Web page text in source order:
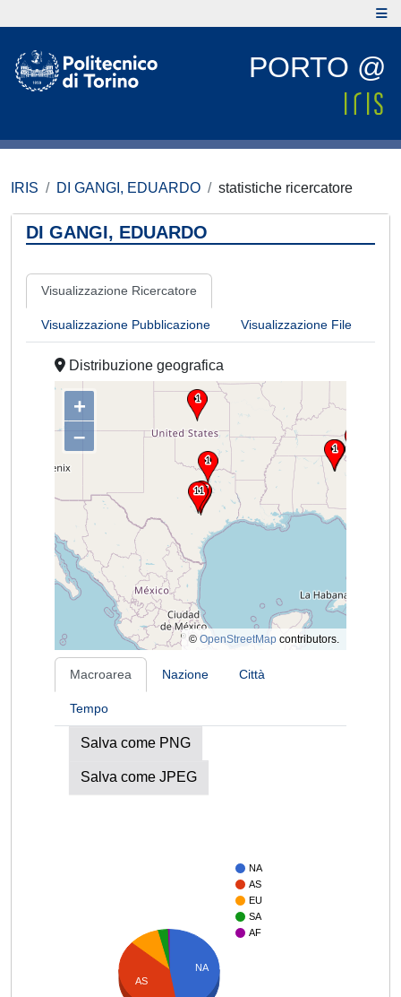
PORTO @
IRIS DI GANGI, EDUARDO statistiche ricercatore
DI GANGI, EDUARDO
Visualizzazione Ricercatore
Visualizzazione Pubblicazione Visualizzazione File
Distribuzione geografica
+
–
© OpenStreetMap contributors.
Macroarea Nazione Città
Tempo
Salva come PNG
Salva come JPEG
NA
AS
EU
SA
AF
NA
AS